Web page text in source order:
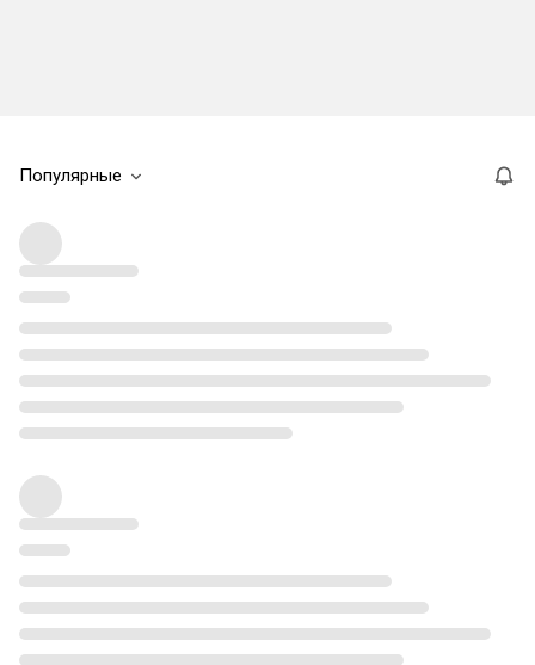
Популярные